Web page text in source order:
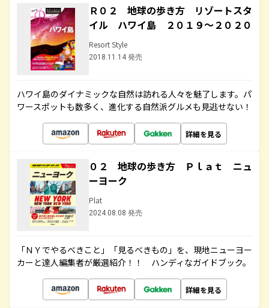
Ｒ０２ 地球の歩き方 リゾートスタ
イル ハワイ島 ２０１９～２０２０
Resort Style
2018.11.14 発売
ハワイ島のダイナミックな自然は訪れる人々を魅了します。パ
ワースポットも数多く、進化する自然派グルメも見逃せない！
詳細を見る
０２ 地球の歩き方 Ｐｌａｔ ニュ
ーヨーク
Plat
2024.08.08 発売
「ＮＹでやるべきこと」「見るべきもの」を、現地ニューヨー
カーと達人編集者が厳選紹介！！ ハンディなガイドブック。
詳細を見る